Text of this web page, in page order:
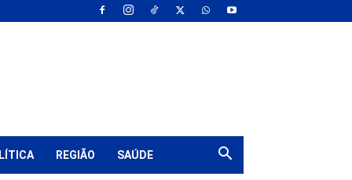
REGIÃO SAÚDE